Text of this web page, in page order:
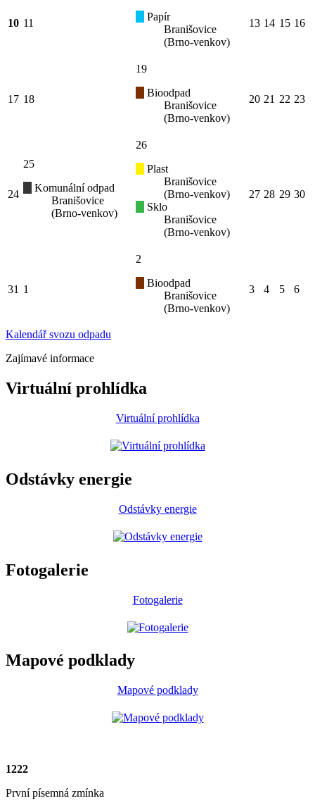
10 11
Papír
Branišovice
(Brno-venkov)
13 14 15 16
17 18
19
Bioodpad
Branišovice
(Brno-venkov)
20 21 22 23
24
25
Komunální odpad
Branišovice
(Brno-venkov)
26
Plast
Branišovice
(Brno-venkov)
Sklo
Branišovice
(Brno-venkov)
27 28 29 30
31 1
2
Bioodpad
Branišovice
(Brno-venkov)
3 4 5 6
Kalendář svozu odpadu
Zajímavé informace
Virtuální prohlídka
Virtuální prohlídka
Odstávky energie
Odstávky energie
Fotogalerie
Fotogalerie
Mapové podklady
Mapové podklady
1222
První písemná zmínka